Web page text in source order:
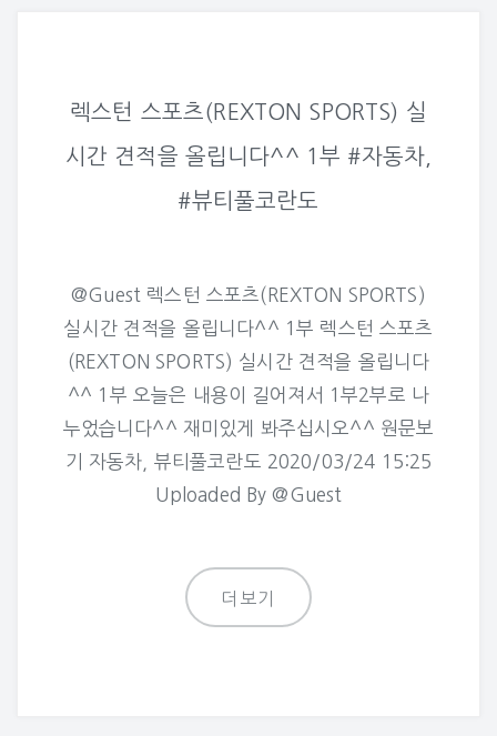
렉스턴 스포츠(REXTON SPORTS) 실
시간 견적을 올립니다^^ 1부 #자동차,
#뷰티풀코란도
@Guest 렉스턴 스포츠(REXTON SPORTS)
실시간 견적을 올립니다^^ 1부 렉스턴 스포츠
(REXTON SPORTS) 실시간 견적을 올립니다
^^ 1부 오늘은 내용이 길어져서 1부2부로 나
누었습니다^^ 재미있게 봐주십시오^^ 원문보
기 자동차, 뷰티풀코란도 2020/03/24 15:25
Uploaded By @Guest
더보기